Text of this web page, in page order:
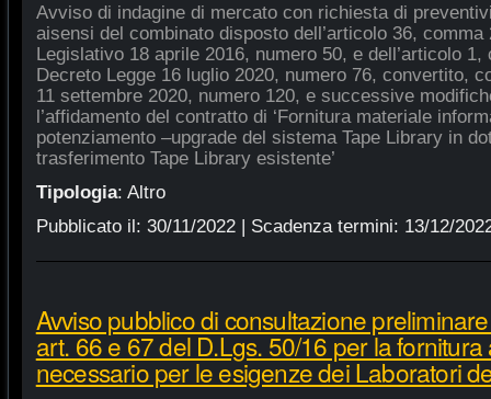
Avviso di indagine di mercato con richiesta di
aisensi del combinato disposto dell’articolo 36,
Legislativo 18 aprile 2016, numero 50, e dell’articolo
Decreto Legge 16 luglio 2020, numero 76, convertito,
11 settembre 2020, numero 120, e successive
l’affidamento del contratto di ‘Fornitura materiale
potenziamento –upgrade del sistema Tape Library in
trasferimento Tape Library esistente’
Tipologia: Altro
Pubblicato il: 30/11/2022| Scadenza termini: 13/12/
Avviso pubblico di consultazione
art. 66 e 67 del D.Lgs. 50/16 per la
necessario per le esigenze dei Laboratori